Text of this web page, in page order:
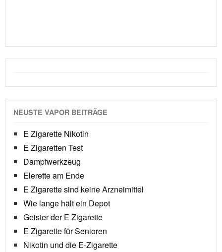
NEUSTE VAPOR BEITRÄGE
E Zigarette Nikotin
E Zigaretten Test
Dampfwerkzeug
Elerette am Ende
E Zigarette sind keine Arzneimittel
Wie lange hält ein Depot
Geister der E Zigarette
E Zigarette für Senioren
Nikotin und die E-Zigarette